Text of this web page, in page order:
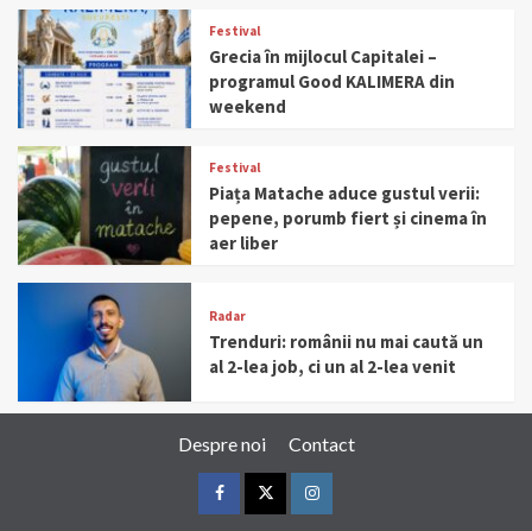
Festival
Grecia în mijlocul Capitalei –
programul Good KALIMERA din
weekend
Festival
Piața Matache aduce gustul verii:
pepene, porumb fiert și cinema în
aer liber
Radar
Trenduri: românii nu mai caută un
al 2-lea job, ci un al 2-lea venit
Despre noi Contact
FacebookTwitterInstagram